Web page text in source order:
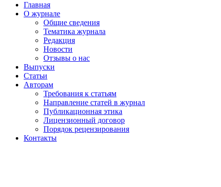
Главная
О журнале
Общие сведения
Тематика журнала
Редакция
Новости
Отзывы о нас
Выпуски
Статьи
Авторам
Требования к статьям
Направление статей в журнал
Публикационная этика
Лицензионный договор
Порядок рецензирования
Контакты